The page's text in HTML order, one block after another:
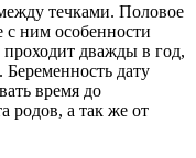
течками. Половое
с ним особенности
проходит дважды в год,
Беременность дату
время до
родов, а так же от